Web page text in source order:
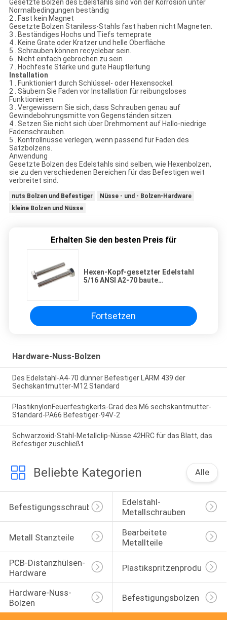
Gesetzte Bolzen des Edelstahls sind von der Korrosion unter
Normalbedingungen beständig
2 . Fast kein Magnet
Gesetzte Bolzen Staniless-Stahls fast haben nicht Magneten.
3 . Beständiges Hochs und Tiefs temeprate
4 . Keine Grate oder Kratzer und helle Oberfläche
5 . Schrauben können recyclebar sein.
6 . Nicht einfach gebrochen zu sein
7 . Hochfeste Stärke und gute Hauptleitung
Installation
1 . Funktioniert durch Schlüssel- oder Hexensockel.
2 . Säubern Sie Faden vor Installation für reibungsloses
Funktionieren.
3 . Vergewissern Sie sich, dass Schrauben genau auf
Gewindebohrungsmitte von Gegenständen sitzen.
4 . Setzen Sie nicht sich über Drehmoment auf Hallo-niedrige
Fadenschrauben.
5 . Kontrollnüsse verlegen, wenn passend für Faden des
Satzbolzens.
Anwendung
Gesetzte Bolzen des Edelstahls sind selben, wie Hexenbolzen,
sie zu den verschiedenen Bereichen für das Befestigen weit
verbreitet sind.
nuts Bolzen und Befestiger
Nüsse - und - Bolzen-Hardware
kleine Bolzen und Nüsse
Erhalten Sie den besten Preis für
Hexen-Kopf-gesetzter Edelstahl
5/16 ANSI A2-70 baute
Fortsetzen
Hardware-Nuss-Bolzen
Des Edelstahl-A4-70 dünner Befestiger LÄRM 439 der
Sechskantmutter-M12 Standard
PlastiknylonFeuerfestigkeits-Grad des M6 sechskantmutter-
Standard-PA66 Befestiger-94V-2
Schwarzoxid-Stahl-Metallclip-Nüsse 42HRC für das Blatt, das
Befestiger zuschließt
Beliebte Kategorien Alle
Befestigungsschrauben
Edelstahl-
Metallschrauben
Metall Stanzteile
Bearbeitete
Metallteile
PCB-Distanzhülsen-
Hardware
Plastikspritzenprodukte
Hardware-Nuss-
Bolzen
Befestigungsbolzen